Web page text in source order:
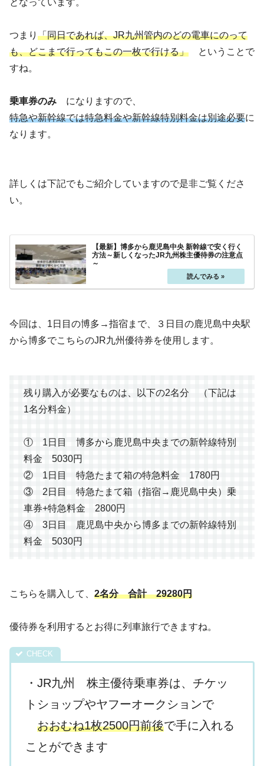
つまり 「同日であれば、JR九州管内のどの電車にのって
も、どこまで行ってもこの一枚で行ける」 ということで
すね。
乗車券のみ になりますので、
特急や新幹線では特急料金や新幹線特別料金は別途必要に
なります。
詳しくは下記でもご紹介していますので是非ご覧くださ
い。
【最新】博多から鹿児島中央 新幹線で安く行く
方法～新しくなったJR九州株主優待券の注意点
～
今回は、1日目の博多→指宿まで、３日目の鹿児島中央駅
から博多でこちらのJR九州優待券を使用します。
残り購入が必要なものは、以下の2名分 （下記は
1名分料金）
① 1日目 博多から鹿児島中央までの新幹線特別
料金 5030円
② 1日目 特急たまて箱の特急料金 1780円
③ 2日目 特急たまて箱（指宿→鹿児島中央）乗
車券+特急料金 2800円
④ 3日目 鹿児島中央から博多までの新幹線特別
料金 5030円
こちらを購入して、 2名分 合計 29280円
優待券を利用するとお得に列車旅行できますね。
・JR九州 株主優待乗車券は、チケッ
トショップやヤフーオークションで
おおむね1枚2500円前後で手に入れる
ことができます